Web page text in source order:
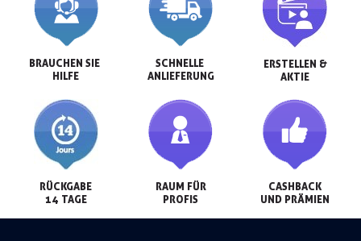
BRAUCHEN SIE
HILFE
SCHNELLE
ANLIEFERUNG
ERSTELLEN &
AKTIE
RÜCKGABE
14 TAGE
RAUM FÜR
PROFIS
CASHBACK
UND PRÄMIEN